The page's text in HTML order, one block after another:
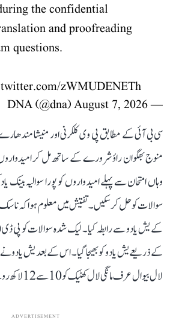
the confidential
and proofreading
questions.
zWMUDENETh
— DNA (@dna)
August 7, 2026
سی بی آئی کے مطابق پی وی کلکرنی اور منیشا
منوج بھگوان راؤ شرورے کے ساتھ مل کر
وہاں امتحان سے پہلے امیدواروں کو پورا سوالیہ بینک یاد
سوالات کو حل کر سکیں۔ تفتیش میں معلوم ہوا کہ
کے یش یادو سے رابطہ کیا۔ لیک شدہ سوالات کو پی
کے ذریعے یش یادو کو بھیجا گیا۔ اس کے بعد یش یادو
لال بیوال عرف مانگی لال کھٹیک کو 10 سے 12 لاکھ روپے میں فراہم کی۔
ADVERTISEMENT